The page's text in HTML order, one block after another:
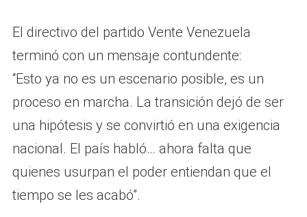
El directivo del partido Vente Venezuela
terminó con un mensaje contundente:
“Esto ya no es un escenario posible, es un
proceso en marcha. La transición dejó de ser
una hipótesis y se convirtió en una exigencia
nacional. El país habló… ahora falta que
quienes usurpan el poder entiendan que el
tiempo se les acabó”.